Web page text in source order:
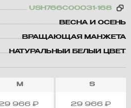
USH766CO0031-168
ВЕСНА И ОСЕНЬ
ВРАЩАЮЩАЯ МАНЖЕТА
НАТУРАЛЬНЫЙ БЕЛЫЙ ЦВЕТ
M
966 ₽
S
29 966 ₽